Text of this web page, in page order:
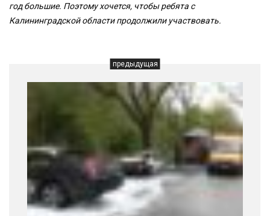
год большие. Поэтому хочется, чтобы ребята с
Калининградской области продолжили участвовать.
предыдущая